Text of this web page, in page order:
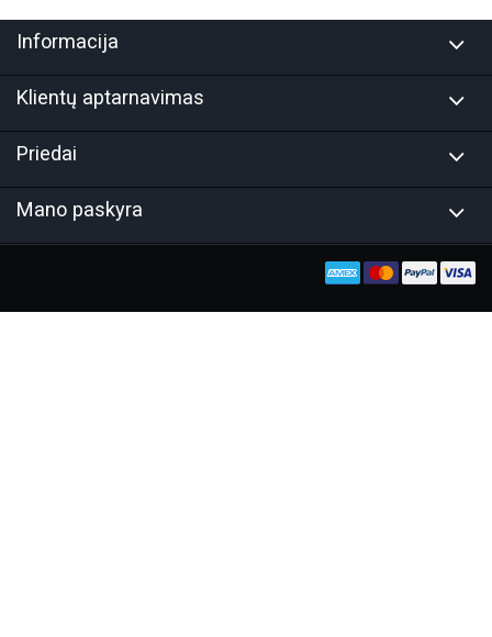
Informacija
Klientų aptarnavimas
Priedai
Mano paskyra